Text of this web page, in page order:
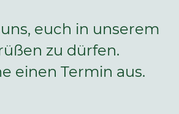
euch in unserem
zu dürfen.
einen Termin aus.